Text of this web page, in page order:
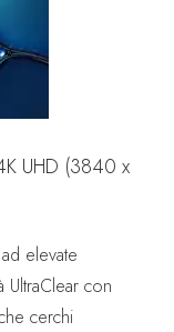
UHD (3840 x
elevate
UltraClear con
cerchi